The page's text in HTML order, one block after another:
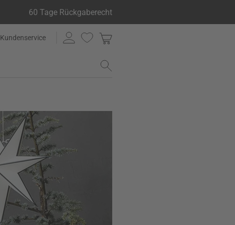
60 Tage Rückgaberecht
Kundenservice